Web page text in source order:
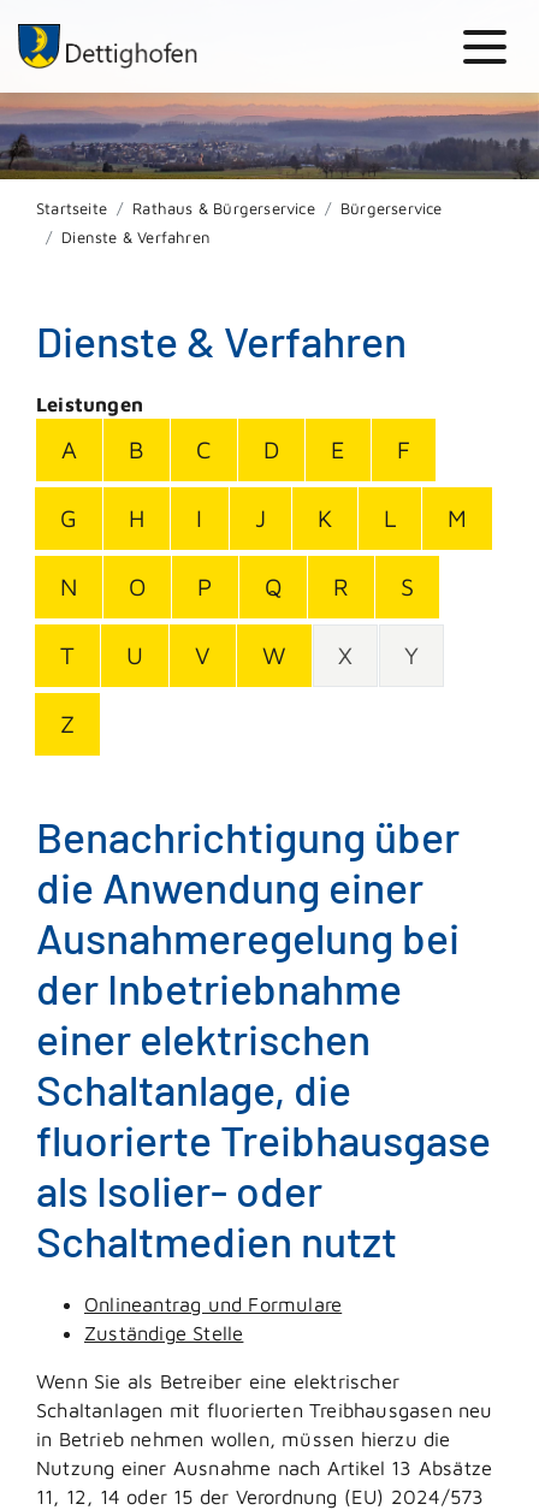
Startseite Rathaus & Bürgerservice
Bürgerservice
Dienste & Verfahren
Dienste & Verfahren
Leistungen
A B C D E F
G H I J K L M
N O P Q R S
T U V W X Y
Z
Benachrichtigung über
die Anwendung einer
Ausnahmeregelung bei
der Inbetriebnahme
einer elektrischen
Schaltanlage, die
fluorierte Treibhausgase
als Isolier- oder
Schaltmedien nutzt
Onlineantrag und Formulare
Zuständige Stelle
Wenn Sie als Betreiber eine elektrischer
Schaltanlagen mit fluorierten Treibhausgasen neu
in Betrieb nehmen wollen, müssen hierzu die
Nutzung einer Ausnahme nach Artikel 13 Absätze
11, 12, 14 oder 15 der Verordnung (EU) 2024/573